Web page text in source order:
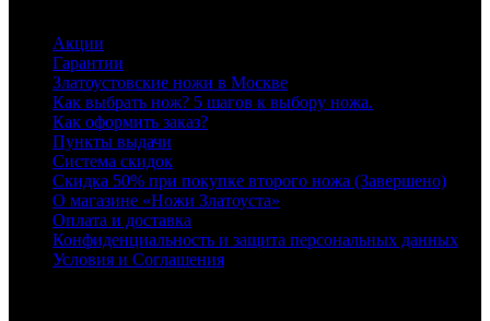
Акции
Гарантии
Златоустовские ножи в Москве
Как выбрать нож? 5 шагов к выбору ножа.
Как оформить заказ?
Пункты выдачи
Система скидок
Скидка 50% при покупке второго ножа (Завершено)
О магазине «Ножи Златоуста»
Оплата и доставка
Конфиденциальность и защита персональных данных
Условия и Соглашения